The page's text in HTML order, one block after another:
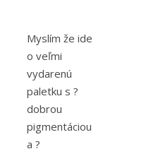
Myslím že ide
o veľmi
vydarenú
paletku s ?️
dobrou
pigmentáciou
a ?️